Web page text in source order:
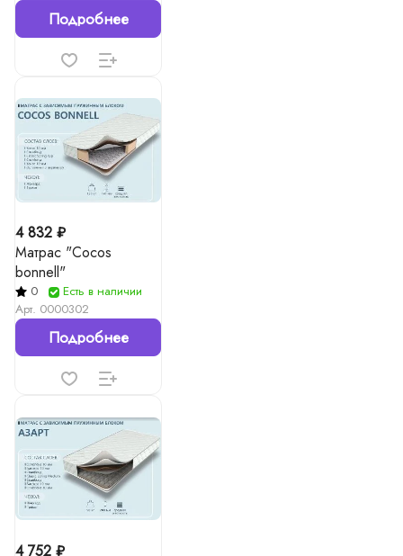
Подробнее
4 832 ₽
Матрас "Cocos
bonnell"
0
Есть в наличии
Арт. 0000302
Подробнее
4 752 ₽